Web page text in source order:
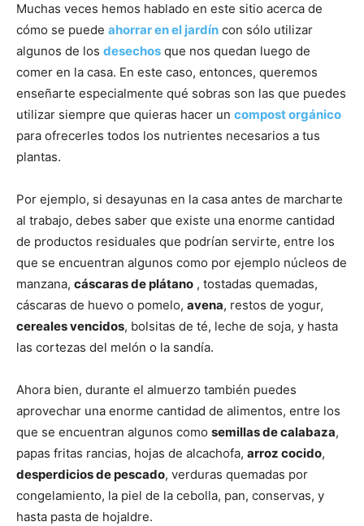
Muchas veces hemos hablado en este sitio acerca de
cómo se puede ahorrar en el jardín con sólo utilizar
algunos de los desechos que nos quedan luego de
comer en la casa. En este caso, entonces, queremos
enseñarte especialmente qué sobras son las que puedes
utilizar siempre que quieras hacer un compost orgánico
para ofrecerles todos los nutrientes necesarios a tus
plantas.
Por ejemplo, si desayunas en la casa antes de marcharte
al trabajo, debes saber que existe una enorme cantidad
de productos residuales que podrían servirte, entre los
que se encuentran algunos como por ejemplo núcleos de
manzana, cáscaras de plátano , tostadas quemadas,
cáscaras de huevo o pomelo, avena, restos de yogur,
cereales vencidos, bolsitas de té, leche de soja, y hasta
las cortezas del melón o la sandía.
Ahora bien, durante el almuerzo también puedes
aprovechar una enorme cantidad de alimentos, entre los
que se encuentran algunos como semillas de calabaza,
papas fritas rancias, hojas de alcachofa, arroz cocido,
desperdicios de pescado, verduras quemadas por
congelamiento, la piel de la cebolla, pan, conservas, y
hasta pasta de hojaldre.